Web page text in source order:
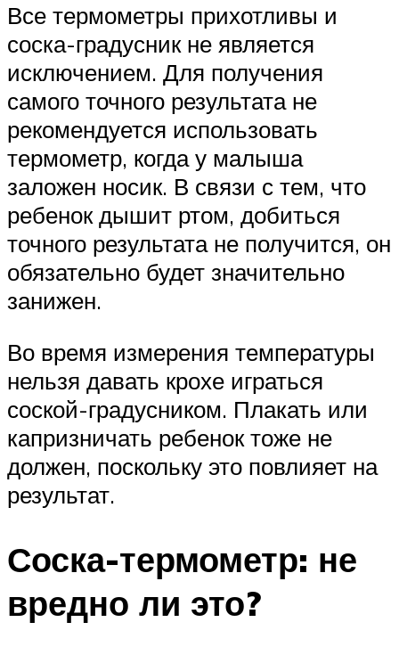
Все термометры прихотливы и
соска-градусник не является
исключением. Для получения
самого точного результата не
рекомендуется использовать
термометр, когда у малыша
заложен носик. В связи с тем, что
ребенок дышит ртом, добиться
точного результата не получится, он
обязательно будет значительно
занижен.
Во время измерения температуры
нельзя давать крохе играться
соской-градусником. Плакать или
капризничать ребенок тоже не
должен, поскольку это повлияет на
результат.
Соска-термометр: не
вредно ли это?